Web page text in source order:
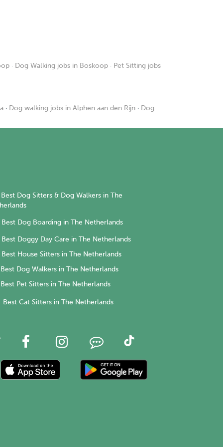
· Dog Walking jobs in Boskoop · Pet Sitting jobs
· Dog walking jobs in Alphen aan den Rijn · Dog
Best Dog Sitters & Dog Walkers in The
Best Dog Boarding in The Netherlands
Best Doggy Day Care in The Netherlands
Best House Sitters in The Netherlands
Best Dog Walkers in The Netherlands
Best Pet Sitters in The Netherlands
Best Cat Sitters in The Netherlands